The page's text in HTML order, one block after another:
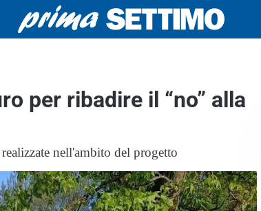
per ribadire il “no” alla
nell'ambito del progetto